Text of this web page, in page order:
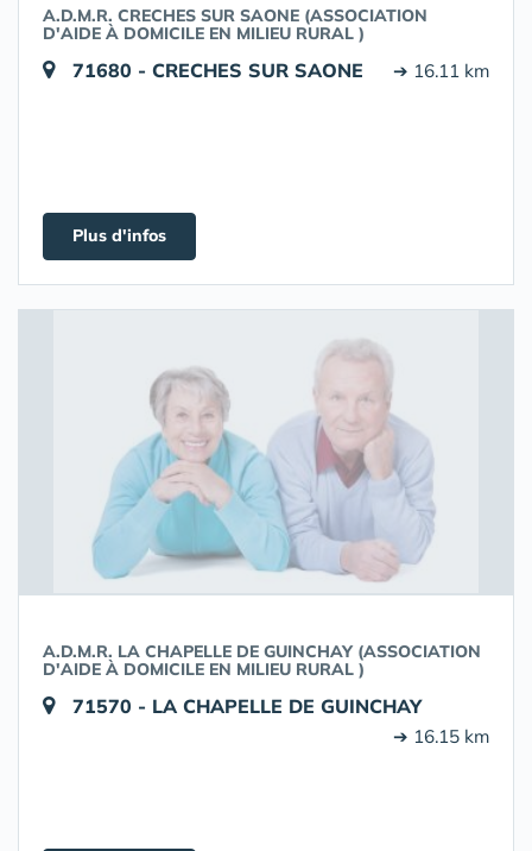
A.D.M.R. CRECHES SUR SAONE (ASSOCIATION
D'AIDE À DOMICILE EN MILIEU RURAL )
71680 - CRECHES SUR SAONE ➔ 16.11 km
Plus d'infos
A.D.M.R. LA CHAPELLE DE GUINCHAY (ASSOCIATION
D'AIDE À DOMICILE EN MILIEU RURAL )
71570 - LA CHAPELLE DE GUINCHAY
➔ 16.15 km